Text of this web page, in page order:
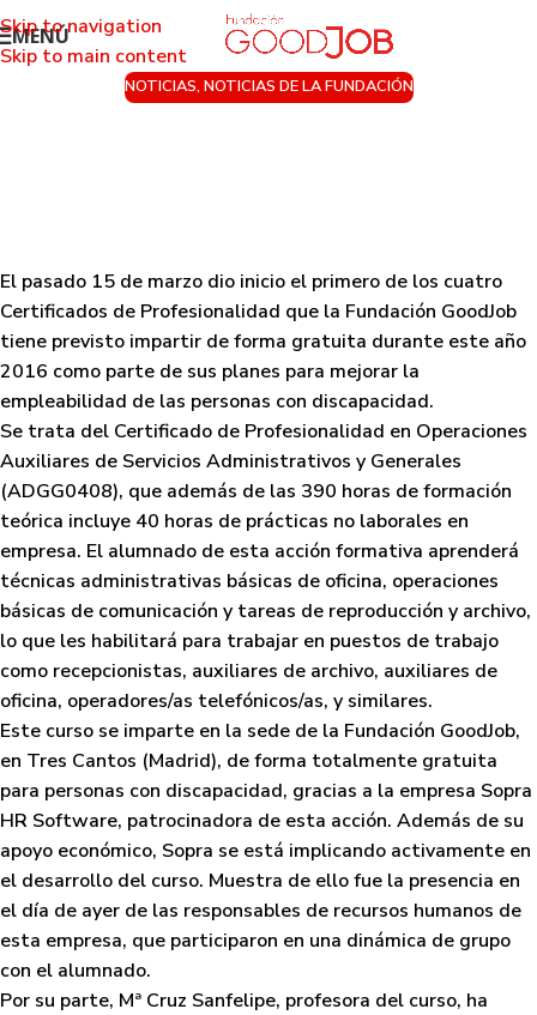
Skip to navigation
Skip to main content
MENÚ
NOTICIAS, NOTICIAS DE LA FUNDACIÓN
El pasado 15 de marzo dio inicio el primero de los cuatro
Certificados de Profesionalidad que la Fundación GoodJob
tiene previsto impartir de forma gratuita durante este año
2016 como parte de sus planes para mejorar la
empleabilidad de las personas con discapacidad.
Se trata del Certificado de Profesionalidad en Operaciones
Auxiliares de Servicios Administrativos y Generales
(ADGG0408), que además de las 390 horas de formación
teórica incluye 40 horas de prácticas no laborales en
empresa. El alumnado de esta acción formativa aprenderá
técnicas administrativas básicas de oficina, operaciones
básicas de comunicación y tareas de reproducción y archivo,
lo que les habilitará para trabajar en puestos de trabajo
como recepcionistas, auxiliares de archivo, auxiliares de
oficina, operadores/as telefónicos/as, y similares.
Este curso se imparte en la sede de la Fundación GoodJob,
en Tres Cantos (Madrid), de forma totalmente gratuita
para personas con discapacidad, gracias a la empresa Sopra
HR Software, patrocinadora de esta acción. Además de su
apoyo económico, Sopra se está implicando activamente en
el desarrollo del curso. Muestra de ello fue la presencia en
el día de ayer de las responsables de recursos humanos de
esta empresa, que participaron en una dinámica de grupo
con el alumnado.
Por su parte, Mª Cruz Sanfelipe, profesora del curso, ha